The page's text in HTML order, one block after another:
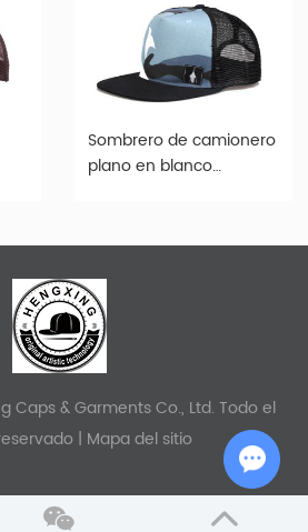
Sombrero de camionero
plano en blanco
Caps & Garments Co., Ltd. Todo el
| Mapa del sitio